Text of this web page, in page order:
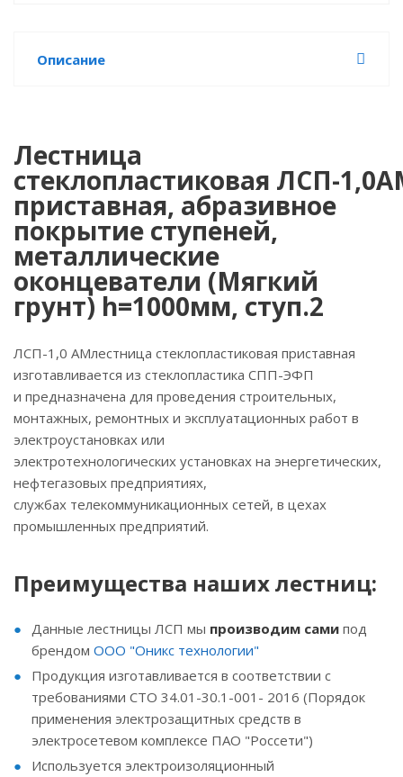
Описание
Лестница
стеклопластиковая ЛСП-
приставная, абразивное
покрытие ступеней,
металлические
оконцеватели (Мягкий
грунт) h=1000мм, ступ.2
ЛСП-1,0 АМлестница стеклопластиковая приставная
изготавливается из стеклопластика СПП-ЭФП
и предназначена для проведения строительных,
монтажных, ремонтных и эксплуатационных работ в
электроустановках или
электротехнологических установках на энергетических,
нефтегазовых предприятиях,
службах телекоммуникационных сетей, в цехах
промышленных предприятий.
Преимущества наших лестниц:
Данные лестницы ЛСП мы производим сами под
брендом ООО "Оникс технологии"
Продукция изготавливается в соответствии с
требованиями СТО 34.01-30.1-001- 2016 (Порядок
применения электрозащитных средств в
электросетевом комплексе ПАО "Россети")
Используется электроизоляционный